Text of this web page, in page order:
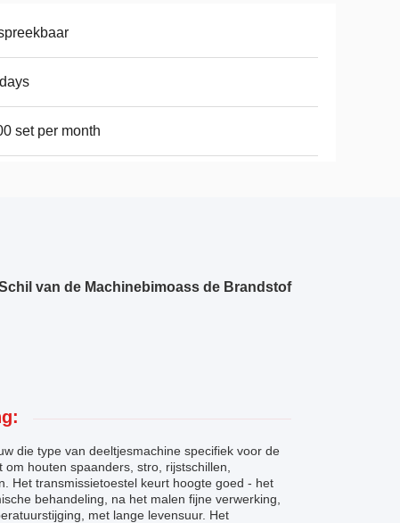
set per month
van de Machinebimoass de Brandstof
die type van deeltjesmachine specifiek voor de
houten spaanders, stro, rijstschillen,
Het transmissietoestel keurt hoogte goed - het
behandeling, na het malen fijne verwerking,
met lange levensuur. Het